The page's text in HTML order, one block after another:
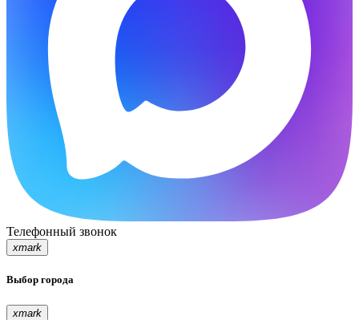
Телефонный звонок
xmark
Выбор города
xmark